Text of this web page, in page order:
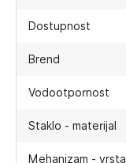
Dostupnost
Brend
Vodootpornost
Staklo - materijal
Mehanizam - vrsta